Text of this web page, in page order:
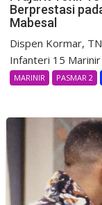
Berprestasi
Mabesal
Dispen Kormar,
Infanteri 15
MARINIR PASMAR 2